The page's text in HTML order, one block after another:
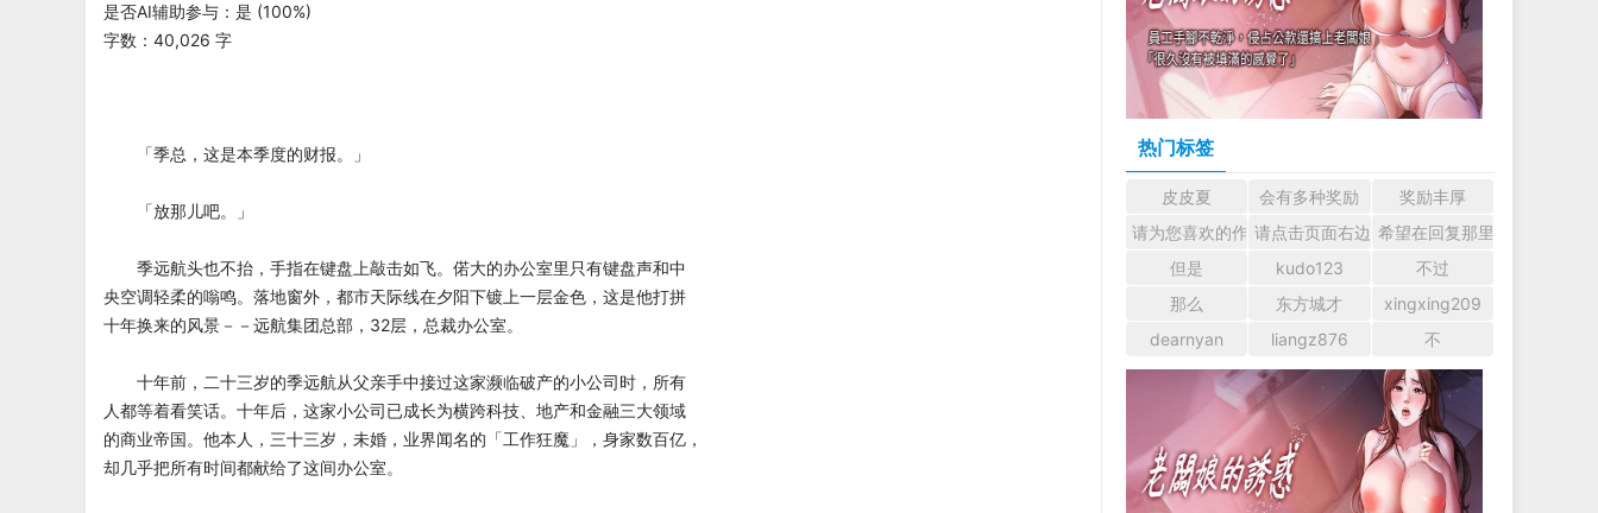
是否AI辅助参与：是 (100%)
字数：40,026 字
「季总，这是本季度的财报。」
「放那儿吧。」
季远航头也不抬，手指在键盘上敲击如飞。偌大的办公室里只有键盘声和中
央空调轻柔的嗡鸣。落地窗外，都市天际线在夕阳下镀上一层金色，这是他打拼
十年换来的风景－－远航集团总部，32层，总裁办公室。
十年前，二十三岁的季远航从父亲手中接过这家濒临破产的小公司时，所有
人都等着看笑话。十年后，这家小公司已成长为横跨科技、地产和金融三大领域
的商业帝国。他本人，三十三岁，未婚，业界闻名的「工作狂魔」，身家数百亿，
却几乎把所有时间都献给了这间办公室。
热门标签
皮皮夏 会有多种奖励
奖励丰厚
请为您喜欢的作者加油吧！ 认真回复交流
请点击页面右边的小手图标支持楼主。
希望在回复那里留下您的
但是
kudo123
不过
那么
东方城才
xingxing209
dearnyan
liangz876 不